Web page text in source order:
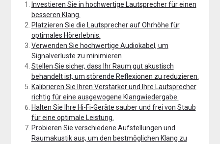
Investieren Sie in hochwertige Lautsprecher für einen
besseren Klang.
Platzieren Sie die Lautsprecher auf Ohrhöhe für
optimales Hörerlebnis.
Verwenden Sie hochwertige Audiokabel, um
Signalverluste zu minimieren.
Stellen Sie sicher, dass Ihr Raum gut akustisch
behandelt ist, um störende Reflexionen zu reduzieren.
Kalibrieren Sie Ihren Verstärker und Ihre Lautsprecher
richtig für eine ausgewogene Klangwiedergabe.
Halten Sie Ihre Hi-Fi-Geräte sauber und frei von Staub
für eine optimale Leistung.
Probieren Sie verschiedene Aufstellungen und
Raumakustik aus, um den bestmöglichen Klang zu